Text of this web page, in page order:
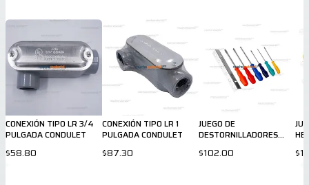
CONEXIÓN TIPO LR 3/4
PULGADA CONDULET
$58.80
CONEXIÓN TIPO LR 1
PULGADA CONDULET
$87.30
JUEGO DE
DESTORNILLADORES
$102.00